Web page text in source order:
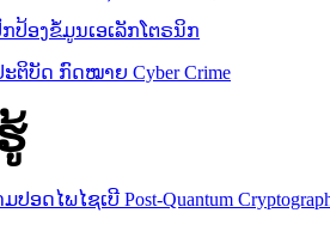
ອງຂໍ້ມູນເອເລັກໂຕຣນິກ
ຕິບັດ ກົດໝາຍ Cyber Crime
ອດໄພໄຊເບີ Post-Quantum